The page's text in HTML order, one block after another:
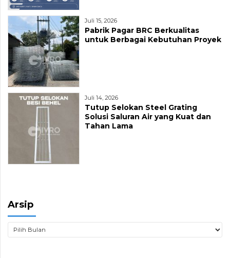
Juli 15, 2026
Pabrik Pagar BRC Berkualitas
untuk Berbagai Kebutuhan Proyek
Juli 14, 2026
Tutup Selokan Steel Grating
Solusi Saluran Air yang Kuat dan
Tahan Lama
Arsip